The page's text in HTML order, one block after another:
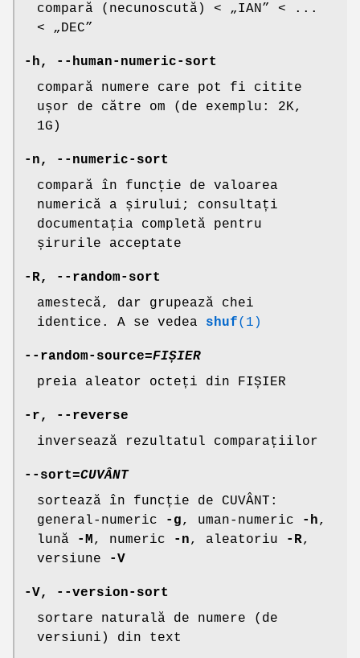
compară (necunoscută) < „IAN” < ...
< „DEC”
-h ,
--human-numeric-sort
compară numere care pot fi citite
ușor de către om (de exemplu: 2K,
1G)
-n ,
--numeric-sort
compară în funcție de valoarea
numerică a șirului; consultați
documentația completă pentru
șirurile acceptate
-R,
--random-sort
amestecă, dar grupează chei
identice. A se vedea shuf(1)
--random-source=FIȘIER
preia aleator octeți din FIȘIER
-r ,
--reverse
inversează rezultatul comparațiilor
--sort=CUVÂNT
sortează în funcție de CUVÂNT:
general-numeric
-g, uman-numeric -h,
lună
-M , numeric -n, aleatoriu -R,
versiune
-V
-V,
--version-sort
sortare naturală de numere (de
versiuni) din text